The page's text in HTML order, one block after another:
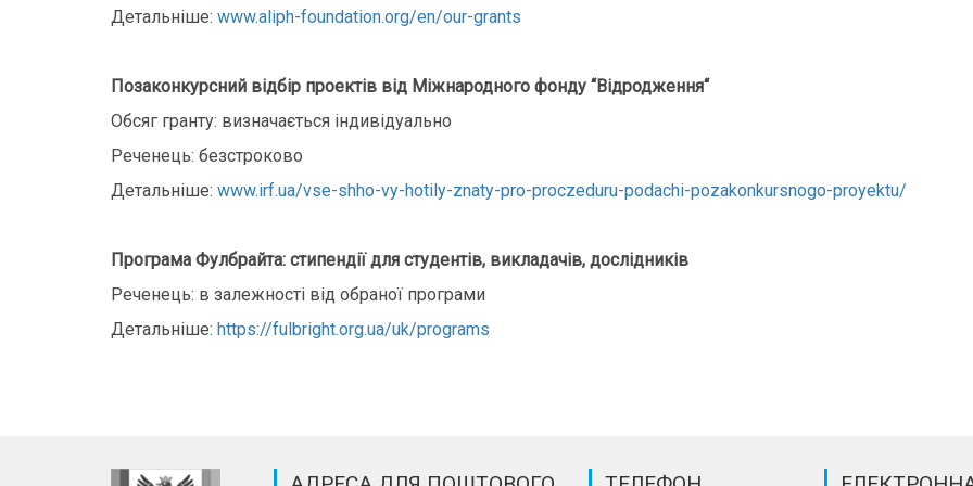
Детальніше: www.aliph-foundation.org/en/our-grants
Позаконкурсний відбір проектів від Міжнародного фонду “Відродження“
Обсяг гранту: визначається індивідуально
Реченець: безстроково
Детальніше: www.irf.ua/vse-shho-vy-hotily-znaty-pro-proczeduru-podachi-pozakonkursnogo-proyektu/
Програма Фулбрайта: стипендії для студентів, викладачів, дослідників
Реченець: в залежності від обраної програми
Детальніше: https://fulbright.org.ua/uk/programs